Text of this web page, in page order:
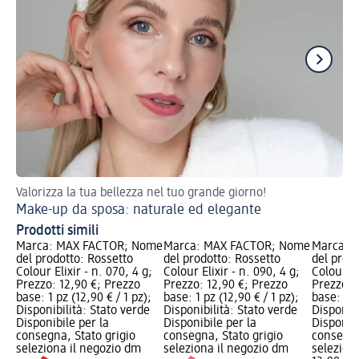
Valorizza la tua bellezza nel tuo grande giorno!
Make-up da sposa: naturale ed elegante
Prodotti simili
Marca: MAX FACTOR; Nome
del prodotto: Rossetto
Colour Elixir - n. 070, 4 g;
Prezzo: 12,90 €; Prezzo
base: 1 pz (12,90 € / 1 pz);
Disponibilità: Stato verde
Disponibile per la
consegna, Stato grigio
seleziona il negozio dm
Marca: MAX FACTOR; Nome
del prodotto: Rossetto
Colour Elixir - n. 090, 4 g;
Prezzo: 12,90 €; Prezzo
base: 1 pz (12,90 € / 1 pz);
Disponibilità: Stato verde
Disponibile per la
consegna, Stato grigio
seleziona il negozio dm
Marca:
del
Colour
Prezzo:
base: 1